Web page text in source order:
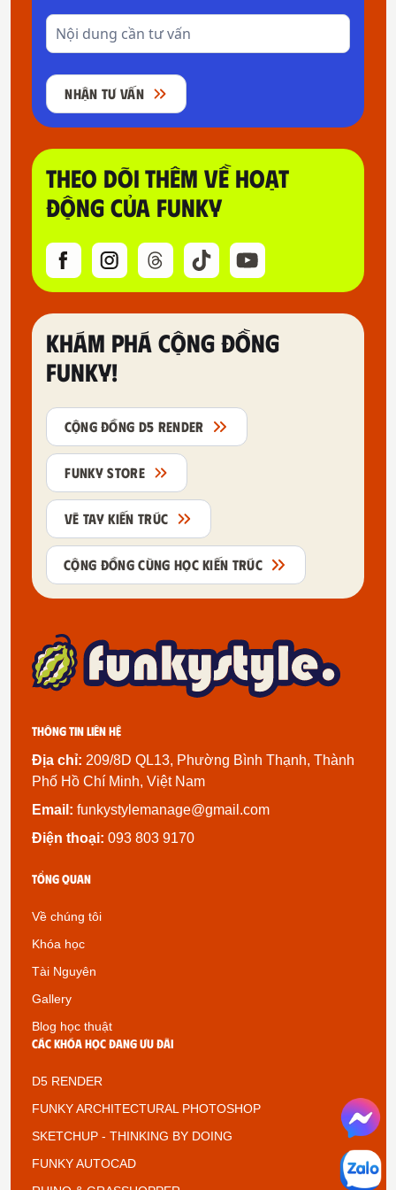
NHẬN TƯ VẤN
THEO DÕI THÊM VỀ HOẠT
ĐỘNG CỦA FUNKY
KHÁM PHÁ CỘNG ĐỒNG
FUNKY!
CỘNG ĐỒNG D5 RENDER
FUNKY STORE
VẼ TAY KIẾN TRÚC
CỘNG ĐỒNG CÙNG HỌC KIẾN TRÚC
Thông tin liên hệ
Địa chỉ: 209/8D QL13, Phường Bình Thạnh, Thành
Phố Hồ Chí Minh, Việt Nam
Email: funkystylemanage@gmail.com
Điện thoại: 093 803 9170
Tổng quan
Về chúng tôi
Khóa học
Tài Nguyên
Gallery
Blog học thuật
Các khóa học đang ưu đãi
D5 RENDER
FUNKY ARCHITECTURAL PHOTOSHOP
SKETCHUP - THINKING BY DOING
FUNKY AUTOCAD